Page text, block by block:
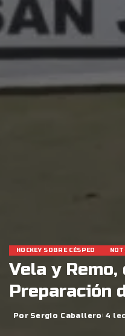
HOCKEY SOBRE CÉSPED
Vela y
Preparación
Posted
Por Sergio Caballero 4